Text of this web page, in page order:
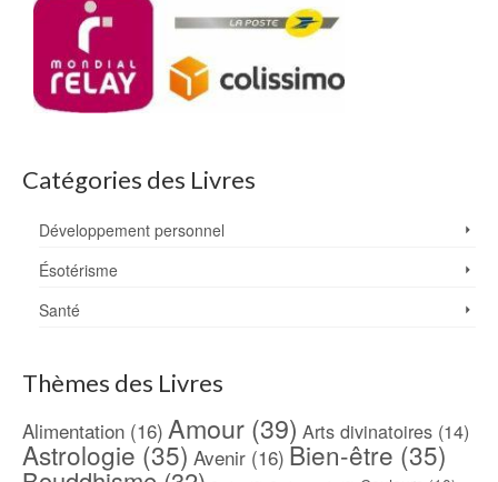
Catégories des Livres
Développement personnel
Ésotérisme
Santé
Thèmes des Livres
Alimentation (16) Amour (39) Arts divinatoires (14)
Astrologie (35) Avenir (16) Bien-être (35)